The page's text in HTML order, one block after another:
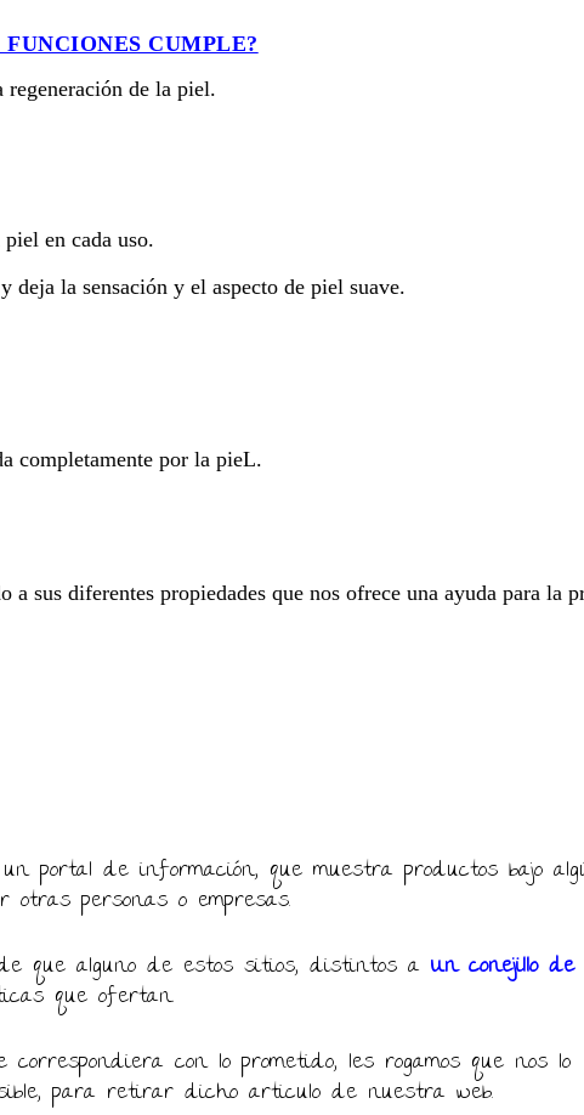
CUMPLE?
de la piel.
en cada uso.
la sensación y el aspecto de piel suave.
completamente por la pieL.
sus diferentes propiedades que nos ofrece una ayuda para la
portal de información, que muestra productos bajo
otras personas o empresas.
que alguno de estos sitios, distintos aUn conejillo
que ofertan.
con lo prometido, les rogamos que nos lo
para retirar dicho articulo de nuestra web.